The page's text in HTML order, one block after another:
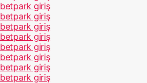
betpark giriş
betpark giriş
betpark giriş
betpark giriş
betpark giriş
betpark giriş
betpark giriş
betpark giriş